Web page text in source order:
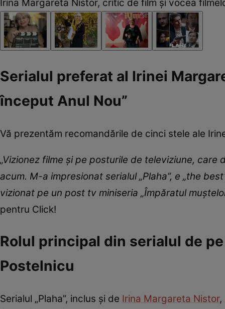
Irina Margareta Nistor, critic de film și vocea
Serialul preferat al Irinei
început Anul Nou”
Vă prezentăm recomandările de cinci stele ale
„Vizionez filme și pe posturile de televiziune,
acum. M-a impresionat serialul „Plaha”, e „the
vizionat pe un post tv miniseria „Împăratul
pentru Click!
Rolul principal din serialul de
Postelnicu
Serialul „Plaha”, inclus și de Irina Margareta Nistor,